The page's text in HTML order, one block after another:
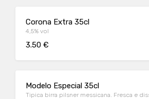
Corona Extra 35cl
4,5% vol
3.50 €
Modelo Especial 35cl
Tipica birra pilsner messicana. Fresca e